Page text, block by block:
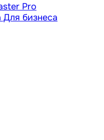
Pro
Для бизнеса